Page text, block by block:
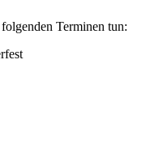
Terminen tun: